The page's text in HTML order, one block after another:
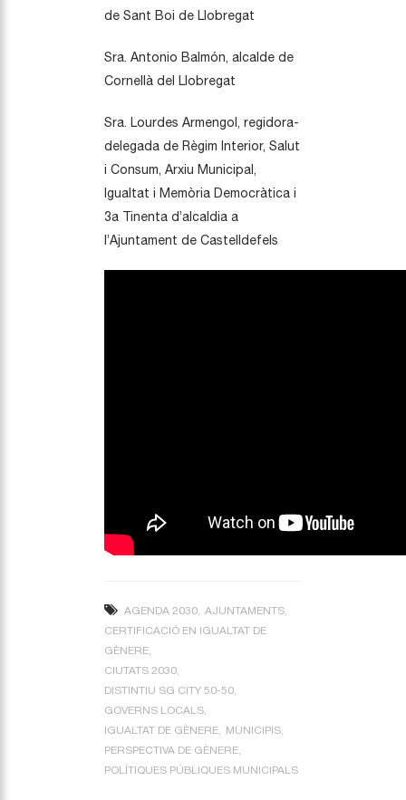
de Sant Boi de Llobregat
Sra. Antonio Balmón, alcalde de
Cornellà del Llobregat
Sra. Lourdes Armengol, regidora-
delegada de Règim Interior, Salut
i Consum, Arxiu Municipal,
Igualtat i Memòria Democràtica i
3a Tinenta d’alcaldia a
l’Ajuntament de Castelldefels
AGENDA 2030 AJUNTAMENTS
CERTIFICACIÓ EN IGUALTAT DE
GÈNERE
CIUTATS 2030
DISTINTIU SG CITY 50-50
GOVERNS LOCALS
IGUALTAT DE GÈNERE
MUNICIPIS
PERSPECTIVA DE GÈNERE
POLÍTIQUES PÚBLIQUES MUNICIPALS